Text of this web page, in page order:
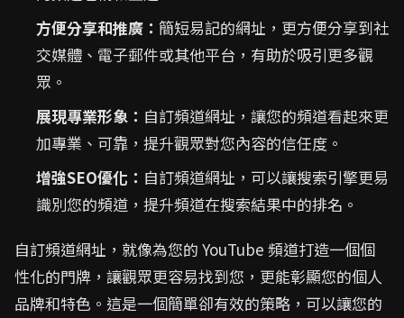
方便分享和推廣： 簡短易記的網址，更方便分享到社
交媒體、電子郵件或其他平台，有助於吸引更多觀
眾。
展現專業形象： 自訂頻道網址，讓您的頻道看起來更
加專業、可靠，提升觀眾對您內容的信任度。
增強SEO優化： 自訂頻道網址，可以讓搜索引擎更易
識別您的頻道，提升頻道在搜索結果中的排名。
自訂頻道網址，就像為您的 YouTube 頻道打造一個個
性化的門牌，讓觀眾更容易找到您，更能彰顯您的個人
品牌和特色。這是一個簡單卻有效的策略，可以讓您的